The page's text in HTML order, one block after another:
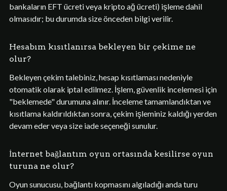
bankaların EFT ücreti veya kripto ağ ücreti) işleme dahil
olmasıdır; bu durumda size önceden bilgi verilir.
Hesabım kısıtlanırsa bekleyen bir çekime ne
olur?
Bekleyen çekim talebiniz, hesap kısıtlaması nedeniyle
otomatik olarak iptal edilmez. İşlem, güvenlik incelemesi için
"beklemede" durumuna alınır. İnceleme tamamlandıktan ve
kısıtlama kaldırıldıktan sonra, çekim işleminiz kaldığı yerden
devam eder veya size iade seçeneği sunulur.
İnternet bağlantım oyun ortasında kesilirse oyun
turuna ne olur?
Oyun sunucusu, bağlantı kopmasını algıladığı anda turu